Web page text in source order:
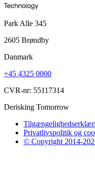
Park Alle 345
2605 Brøndby
Danmark
+45 4325 0000
CVR-nr: 55117314
Derisking Tomorrow
Privatlivspolitik og
© Copyright 2014-